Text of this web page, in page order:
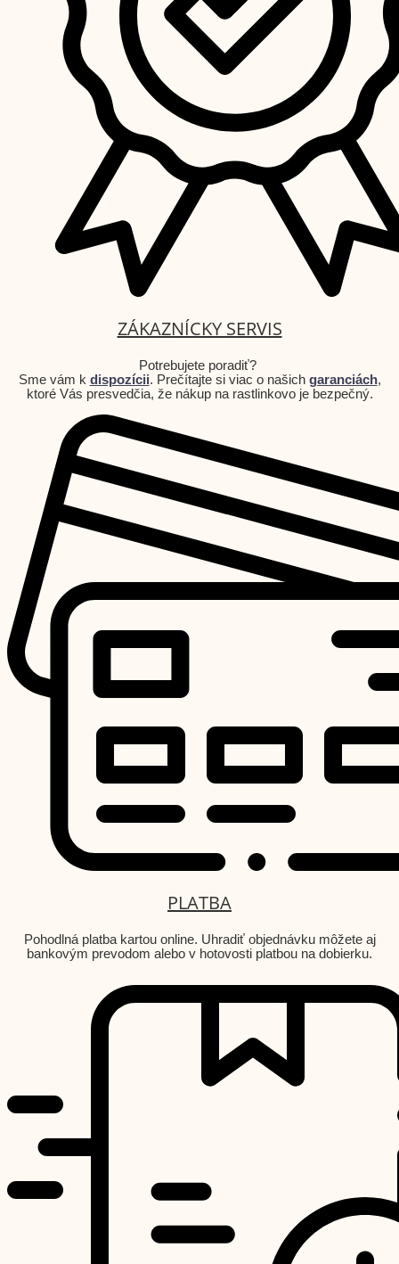
ZÁKAZNÍCKY SERVIS
Potrebujete poradiť?
Sme vám k dispozícii. Prečítajte si viac o našich garanciách,
ktoré Vás presvedčia, že nákup na rastlinkovo je bezpečný.
PLATBA
Pohodlná platba kartou online. Uhradiť objednávku môžete aj
bankovým prevodom alebo v hotovosti platbou na dobierku.